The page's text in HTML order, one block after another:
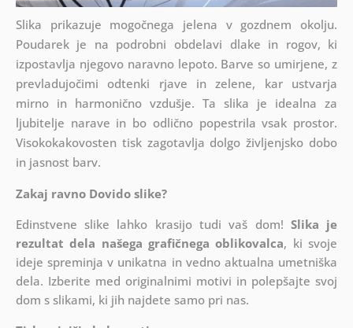
Slika prikazuje mogočnega jelena v gozdnem okolju.
Poudarek je na podrobni obdelavi dlake in rogov, ki
izpostavlja njegovo naravno lepoto. Barve so umirjene, z
prevladujočimi odtenki rjave in zelene, kar ustvarja
mirno in harmonično vzdušje. Ta slika je idealna za
ljubitelje narave in bo odlično popestrila vsak prostor.
Visokokakovosten tisk zagotavlja dolgo življenjsko dobo
in jasnost barv.
Zakaj ravno Dovido slike?
Edinstvene slike lahko krasijo tudi vaš dom! Slika je
rezultat dela našega grafičnega oblikovalca, ki svoje
ideje spreminja v unikatna in vedno aktualna umetniška
dela. Izberite med originalnimi motivi in polepšajte svoj
dom s slikami, ki jih najdete samo pri nas.